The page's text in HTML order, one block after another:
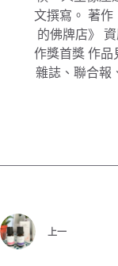
文撰寫。 著作
的佛牌店》
作獎首獎 作品
雜誌、聯合報
上一